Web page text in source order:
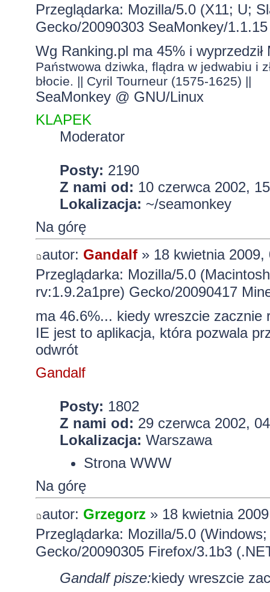
Przeglądarka: Mozilla/5.0 (X11; U;
Gecko/20090303 SeaMonkey/1.1.15
Wg Ranking.pl ma 45% i
Państwowa dziwka, flądra w jedwabiu i
błocie. || Cyril Tourneur (1575-1625) ||
SeaMonkey @ GNU/Linux
KLAPEK
Moderator
Posty: 2190
Z nami od: 10 czerwca 2002,
Lokalizacja: ~/seamonkey
Na górę
autor: Gandalf» 18 kwietnia 2009,
Przeglądarka: Mozilla/5.0
rv:1.9.2a1pre) Gecko/20090417
ma 46.6%... kiedy wreszcie
IE jest to aplikacja, która pozwala
odwrót
Gandalf
Posty: 1802
Z nami od: 29 czerwca 2002,
Lokalizacja: Warszawa
Strona WWW
Na górę
autor: Grzegorz» 18 kwietnia
Przeglądarka: Mozilla/5.0
Gecko/20090305 Firefox/3.1b3
Gandalf pisze:kiedy wreszcie